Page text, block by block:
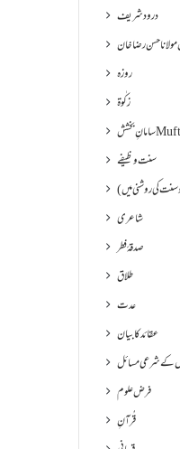
درود شریف
روزہ
زکٰوۃ
سنت وظیفے
کی روشنی میں)
شاعری
صدقۂ فطر
طلاق
عدت
عقائد کا بیان
کے شرعی مسائل
فرض علوم
قُرآنِ